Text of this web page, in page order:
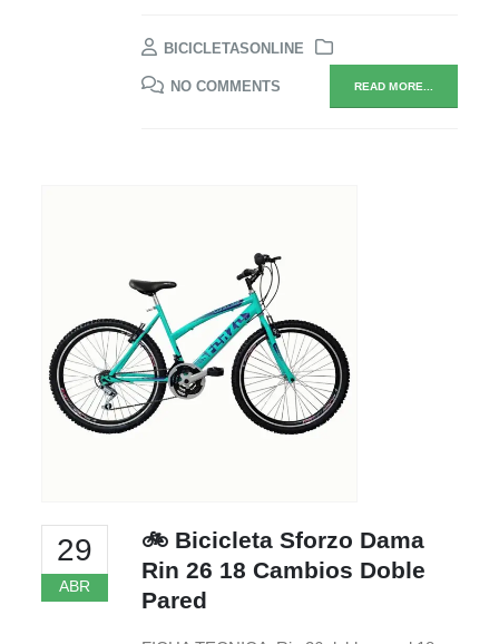
BICICLETASONLINE
NO COMMENTS READ MORE...
29
ABR
🚲 Bicicleta Sforzo Dama
Rin 26 18 Cambios Doble
Pared